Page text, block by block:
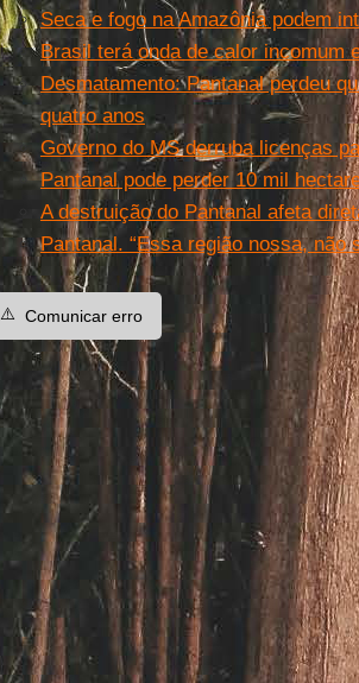
Seca e fogo na Amazônia podem
Brasil terá onda de calor incomum
Desmatamento: Pantanal perdeu
quatro anos
Governo do MS derruba licenças
Pantanal pode perder 10 mil
A destruição do Pantanal afeta
Pantanal. “Essa região nossa, não
⚠️ Comunicar erro